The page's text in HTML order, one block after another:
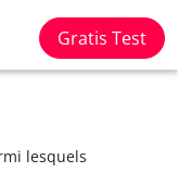
Gratis Test
lesquels